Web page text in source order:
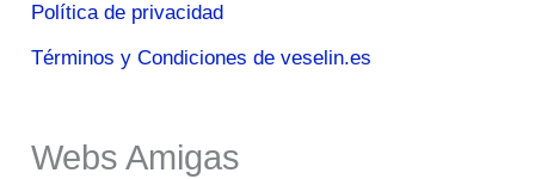
Política de privacidad
Términos y Condiciones de veselin.es
Webs Amigas